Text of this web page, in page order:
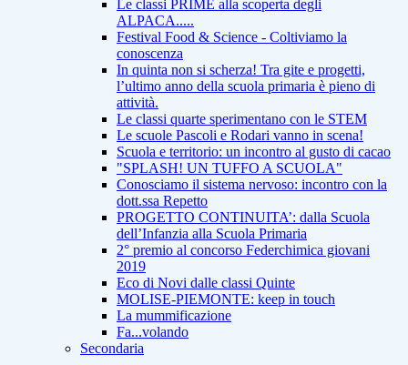
Le classi PRIME alla scoperta degli
ALPACA.....
Festival Food & Science - Coltiviamo la
conoscenza
In quinta non si scherza! Tra gite e progetti,
l’ultimo anno della scuola primaria è pieno di
attività.
Le classi quarte sperimentano con le STEM
Le scuole Pascoli e Rodari vanno in scena!
Scuola e territorio: un incontro al gusto di cacao
"SPLASH! UN TUFFO A SCUOLA"
Conosciamo il sistema nervoso: incontro con la
dott.ssa Repetto
PROGETTO CONTINUITA’: dalla Scuola
dell’Infanzia alla Scuola Primaria
2° premio al concorso Federchimica giovani
2019
Eco di Novi dalle classi Quinte
MOLISE-PIEMONTE: keep in touch
La mummificazione
Fa...volando
Secondaria